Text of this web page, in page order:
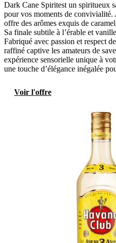
Dark Cane Spiritest un spiritueux
pour vos moments de
offre des arômes exquis de
Sa finale subtile à l’érable et
Fabriqué avec passion et respect
raffiné captive les amateurs de
expérience sensorielle unique à
une touche d’élégance inégalée
Voir l'offre